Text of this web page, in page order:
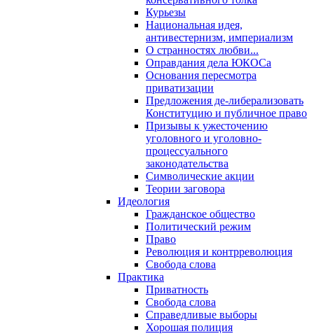
Курьезы
Национальная идея,
антивестернизм, империализм
О странностях любви...
Оправдания дела ЮКОСа
Основания пересмотра
приватизации
Предложения де-либерализовать
Конституцию и публичное право
Призывы к ужесточению
уголовного и уголовно-
процессуального
законодательства
Символические акции
Теории заговора
Идеология
Гражданское общество
Политический режим
Право
Революция и контрреволюция
Свобода слова
Практика
Приватность
Свобода слова
Справедливые выборы
Хорошая полиция